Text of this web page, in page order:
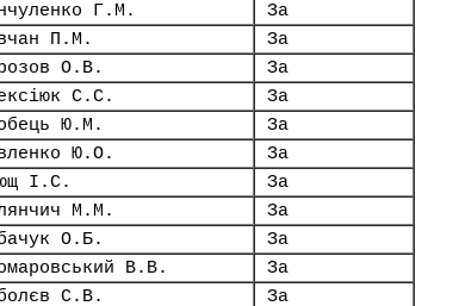
Г.М.
За
П.М.
За
О.В.
За
С.С.
За
Ю.М.
За
Ю.О.
За
І.С.
За
М.М.
За
О.Б.
За
В.В.
За
С.В.
За